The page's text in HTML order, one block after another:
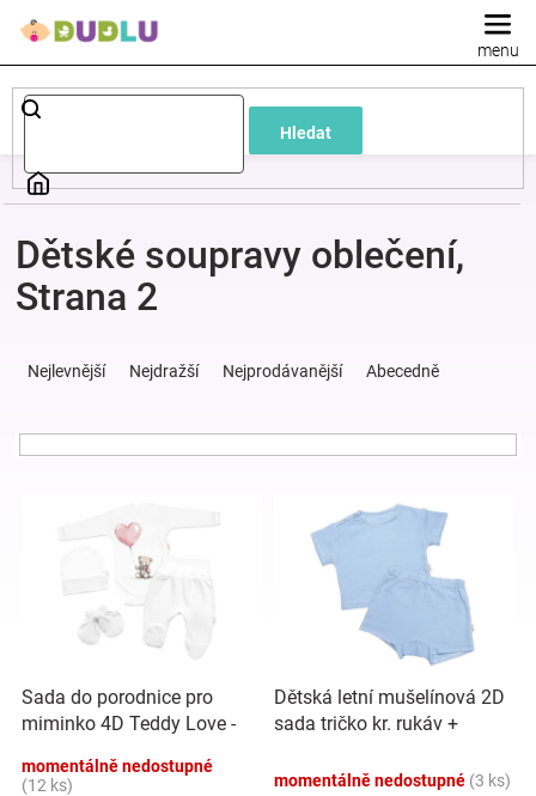
Hledat
Dětské
a
oblečení
Hračky
zábava
pro
Dětské soupravy oblečení,
Strana 2
ů
Nejlevnější Nejdražší Nejprodávanější Abecedně
o
d
u
k
Sada do porodnice pro
miminko 4D Teddy Love -
momentálně nedostupné
(12 ks)
Dětská letní mušelínová 2D
sada tričko kr. rukáv +
momentálně nedostupné (3 ks)